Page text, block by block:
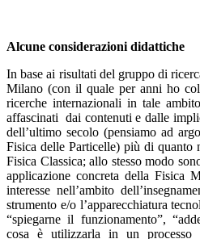
Alcune considerazioni didattiche
In base ai risultati del gruppo di
Milano (con il quale per anni ho
ricerche internazionali in tale
affascinati dai contenuti e dalle
dell’ultimo secolo (pensiamo ad
Fisica delle Particelle) più di quanto
Fisica Classica; allo stesso modo
applicazione concreta della Fisica
interesse nell’ambito
strumento e/o l’apparecchiatura
“spiegarne il funzionamento”,
cosa è utilizzarla in un processo